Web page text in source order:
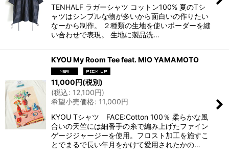
TENHALF ラガーシャツ コットン100% 夏のTシ
ャツはシンプルな物が多いから面白いの作りたい
なーから制作。 ２種類の生地を使いボーダーを縫
い合わせで表現。 生地に製品洗…
KYOU My Room Tee feat. MIO YAMAMOTO
11,000円(税別)
(税込: 12,100円)
希望小売価格: 11,000円
KYOU Tシャツ FACE:Cotton 100％ 柔らかな風
合いの天竺には細番手の糸で編み上げたファイン
ゲージジャージーを使用。フロスト加工を施すこ
とでまるで長い年月をかけて愛用されたかの…